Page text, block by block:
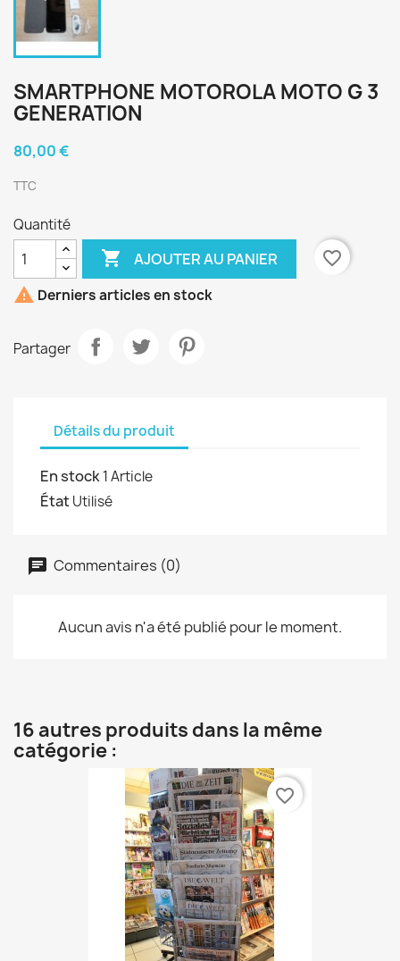
SMARTPHONE MOTOROLA MOTO G 3
GENERATION
80,00 €
TTC
Quantité
 AJOUTER AU PANIER
favorite_border
 Derniers articles en stock
Partager
Détails du produit
En stock1 Article
ÉtatUtilisé
Commentaires (0)
Aucun avis n'a été publié pour le moment.
16 autres produits dans la même
catégorie :
favorite_border